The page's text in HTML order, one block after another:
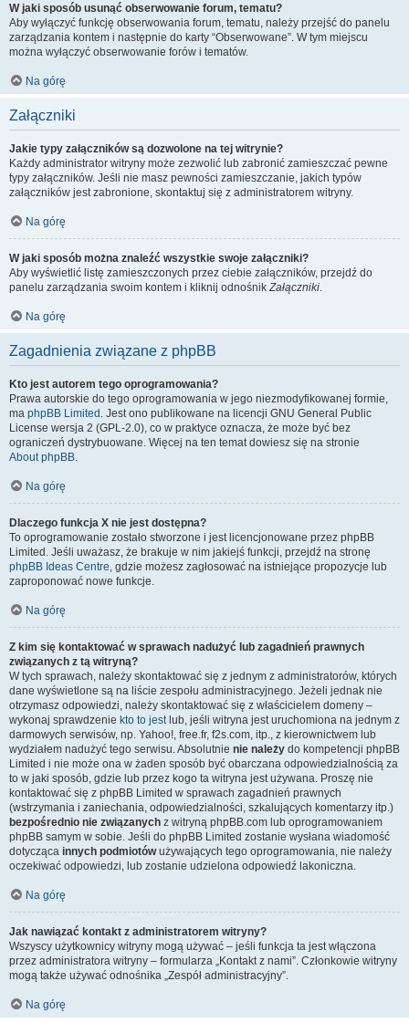
W jaki sposób usunąć obserwowanie forum, tematu?
Aby wyłączyć funkcję obserwowania forum, tematu, należy przejść do panelu
zarządzania kontem i następnie do karty “Obserwowane”. W tym miejscu
można wyłączyć obserwowanie forów i tematów.
Na górę
Załączniki
Jakie typy załączników są dozwolone na tej witrynie?
Każdy administrator witryny może zezwolić lub zabronić zamieszczać pewne
typy załączników. Jeśli nie masz pewności zamieszczanie, jakich typów
załączników jest zabronione, skontaktuj się z administratorem witryny.
Na górę
W jaki sposób można znaleźć wszystkie swoje załączniki?
Aby wyświetlić listę zamieszczonych przez ciebie załączników, przejdź do
panelu zarządzania swoim kontem i kliknij odnośnikZałączniki.
Na górę
Zagadnienia związane z phpBB
Kto jest autorem tego oprogramowania?
Prawa autorskie do tego oprogramowania w jego niezmodyfikowanej formie,
ma phpBB Limited. Jest ono publikowane na licencji GNU General Public
License wersja 2 (GPL-2.0), co w praktyce oznacza, że może być bez
ograniczeń dystrybuowane. Więcej na ten temat dowiesz się na stronie
About phpBB.
Na górę
Dlaczego funkcja X nie jest dostępna?
To oprogramowanie zostało stworzone i jest licencjonowane przez phpBB
Limited. Jeśli uważasz, że brakuje w nim jakiejś funkcji, przejdź na stronę
phpBB Ideas Centre, gdzie możesz zagłosować na istniejące propozycje lub
zaproponować nowe funkcje.
Na górę
Z kim się kontaktować w sprawach nadużyć lub zagadnień prawnych
związanych z tą witryną?
W tych sprawach, należy skontaktować się z jednym z administratorów, których
dane wyświetlone są na liście zespołu administracyjnego. Jeżeli jednak nie
otrzymasz odpowiedzi, należy skontaktować się z właścicielem domeny –
wykonaj sprawdzenie kto to jestlub, jeśli witryna jest uruchomiona na jednym z
darmowych serwisów, np. Yahoo!, free.fr, f2s.com, itp., z kierownictwem lub
wydziałem nadużyć tego serwisu. Absolutnie nie należy do kompetencji phpBB
Limited i nie może ona w żaden sposób być obarczana odpowiedzialnością za
to w jaki sposób, gdzie lub przez kogo ta witryna jest używana. Proszę nie
kontaktować się z phpBB Limited w sprawach zagadnień prawnych
(wstrzymania i zaniechania, odpowiedzialności, szkalujących komentarzy itp.)
bezpośrednio nie związanych z witryną phpBB.com lub oprogramowaniem
phpBB samym w sobie. Jeśli do phpBB Limited zostanie wysłana wiadomość
dotycząca innych podmiotówużywających tego oprogramowania, nie należy
oczekiwać odpowiedzi, lub zostanie udzielona odpowiedź lakoniczna.
Na górę
Jak nawiązać kontakt z administratorem witryny?
Wszyscy użytkownicy witryny mogą używać – jeśli funkcja ta jest włączona
przez administratora witryny – formularza „Kontakt z nami”. Członkowie witryny
mogą także używać odnośnika „Zespół administracyjny”.
Na górę